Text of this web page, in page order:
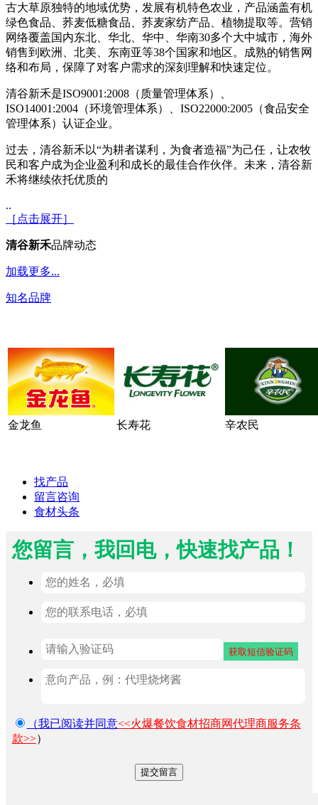
古大草原独特的地域优势，发展有机特色农业，产品涵盖有机
绿色食品、荞麦低糖食品、荞麦家纺产品、植物提取等。营销
网络覆盖国内东北、华北、华中、华南30多个大中城市，海外
销售到欧洲、北美、东南亚等38个国家和地区。成熟的销售网
络和布局，保障了对客户需求的深刻理解和快速定位。
清谷新禾是ISO9001:2008（质量管理体系）、
ISO14001:2004（环境管理体系）、ISO22000:2005（食品安全
管理体系）认证企业。
过去，清谷新禾以“为耕者谋利，为食者造福”为己任，让农牧
民和客户成为企业盈利和成长的最佳合作伙伴。未来，清谷新
禾将继续依托优质的
..
［点击展开］
清谷新禾品牌动态
加载更多...
知名品牌
金龙鱼 长寿花 辛农民
找产品
留言咨询
食材头条
您留言，我回电，快速找产品！
（我已阅读并同意<<火爆餐饮食材招商网代理商服务条
款>>）